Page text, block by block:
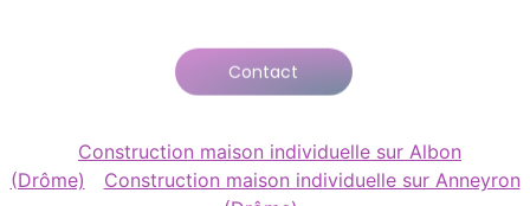
Contact
Construction maison individuelle sur Albon
(Drôme)
Construction maison individuelle sur Anneyron